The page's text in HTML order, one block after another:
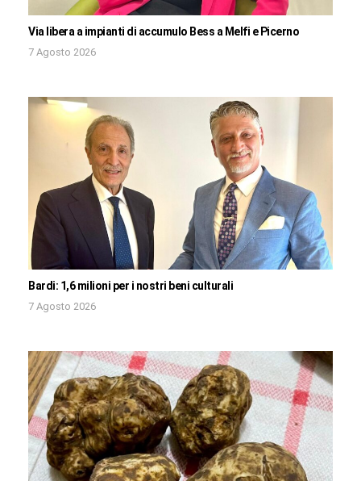
Via libera a impianti di accumulo Bess a Melfi e Picerno
7 Agosto 2026
Bardi: 1,6 milioni per i nostri beni culturali
7 Agosto 2026